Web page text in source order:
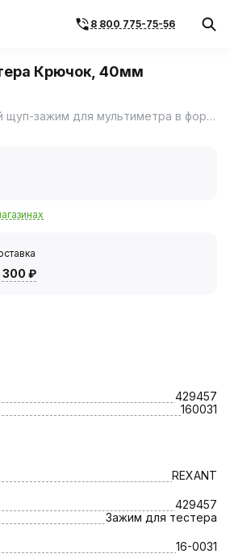
8 800 775-75-56
Крючок, 40мм
Специализированный щуп-зажим для мультиметра в форме подпружиненного мини-крючка, предназначенный для удобной работы с электронными компонентами на печатных платах.
300 ₽
429457
160031
REXANT
429457
Зажим для тестера
16-0031